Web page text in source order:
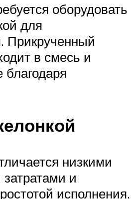
оборудовать
для
Прикрученный
в смесь и
благодаря
низкими
и
исполнения.